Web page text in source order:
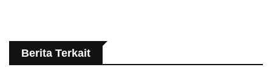
Berita Terkait